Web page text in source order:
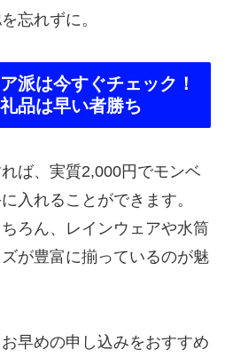
忘れずに。
派は今すぐチェック！
品は早い者勝ち
ば、実質2,000円でモンベ
入れることができます。
ろん、レインウェアや水筒
が豊富に揃っているのが魅
早めの申し込みをおすすめ